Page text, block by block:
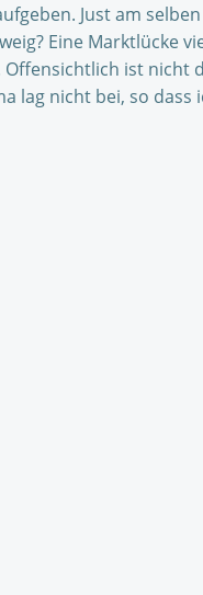
Just am
Eine Marktlücke
Offensichtlich ist
lag nicht bei, so